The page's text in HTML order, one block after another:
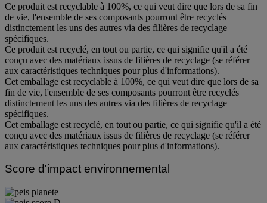
Ce produit est recyclable à 100%, ce qui veut dire que lors de sa fin
de vie, l'ensemble de ses composants pourront être recyclés
distinctement les uns des autres via des filières de recyclage
spécifiques.
Ce produit est recyclé, en tout ou partie, ce qui signifie qu'il a été
conçu avec des matériaux issus de filières de recyclage (se référer
aux caractéristiques techniques pour plus d'informations).
Cet emballage est recyclable à 100%, ce qui veut dire que lors de sa
fin de vie, l'ensemble de ses composants pourront être recyclés
distinctement les uns des autres via des filières de recyclage
spécifiques.
Cet emballage est recyclé, en tout ou partie, ce qui signifie qu'il a été
conçu avec des matériaux issus de filières de recyclage (se référer
aux caractéristiques techniques pour plus d'informations).
Score d'impact environnemental